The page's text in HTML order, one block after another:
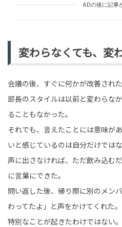
ADの後に記事
変わらなくても、変
会議の後、すぐに何かが改善され
部長のスタイルは以前と変わらな
ることもなかった。
それでも、言えたことには意味が
いと感じているのは自分だけでは
声に出さなければ、ただ飲み込む
に言葉にできた。
問い返した後、帰り際に別のメン
わってたよ」と声をかけてくれた。
特別なことが起きたわけではない